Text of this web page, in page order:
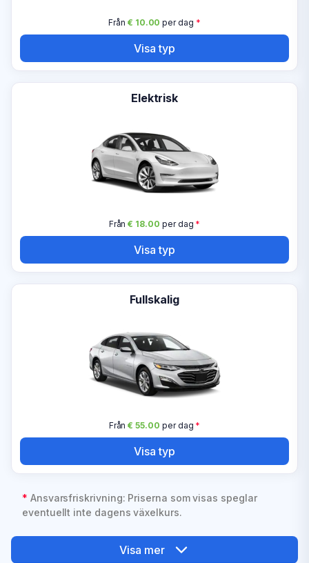
Från € 10.00 per dag *
Visa typ
Elektrisk
Från€ 18.00 per dag *
Visa typ
Fullskalig
Från€ 55.00 per dag *
Visa typ
* Ansvarsfriskrivning: Priserna som visas speglar
eventuellt inte dagens växelkurs.
Visa mer